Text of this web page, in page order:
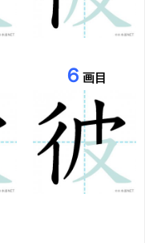
６ 画目